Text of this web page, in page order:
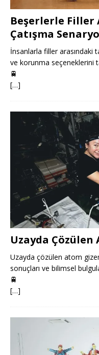
Beşerlerle Filler
Çatışma
İnsanlarla filler arasındaki
ve korunma seçeneklerini
🚆
[…]
Uzayda Çözülen
Uzayda çözülen atom
sonuçları ve bilimsel
🚆
[…]